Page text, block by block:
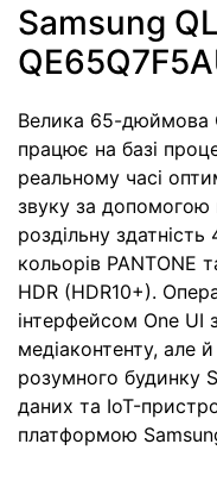
Samsung
Велика 65-дюймова
працює на базі
реальному часі
звуку за
роздільну
кольорів PANTONE
HDR (HDR10+).
інтерфейсом One UI
медіаконтенту, але
розумного будинку
даних та IoT-
платформою